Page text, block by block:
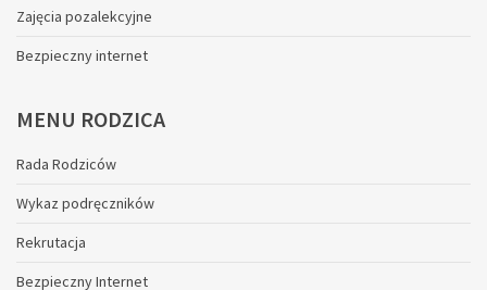
Zajęcia pozalekcyjne
Bezpieczny internet
MENU RODZICA
Rada Rodziców
Wykaz podręczników
Rekrutacja
Bezpieczny Internet